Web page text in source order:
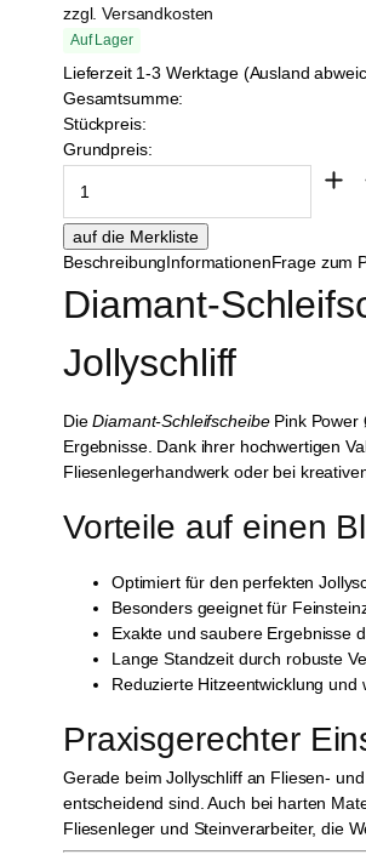
zzgl. Versandkosten
Auf Lager
Lieferzeit 1-3 Werktage (Ausland
Gesamtsumme:
Stückpreis:
Grundpreis:
BeschreibungInformationenFrage zum
Diamant-
Jollyschliff
DieDiamant-SchleifscheibePink Power
Ergebnisse. Dank ihrer hochwertigen
Fliesenlegerhandwerk oder bei
Vorteile auf einen
Optimiert für den perfekten
Besonders geeignet für
Exakte und saubere Ergebnisse
Lange Standzeit durch robuste
Reduzierte Hitzeentwicklung
Praxisgerechter
Gerade beim Jollyschliff an Fliesen-
entscheidend sind. Auch bei harten
Fliesenleger und Steinverarbeiter, die